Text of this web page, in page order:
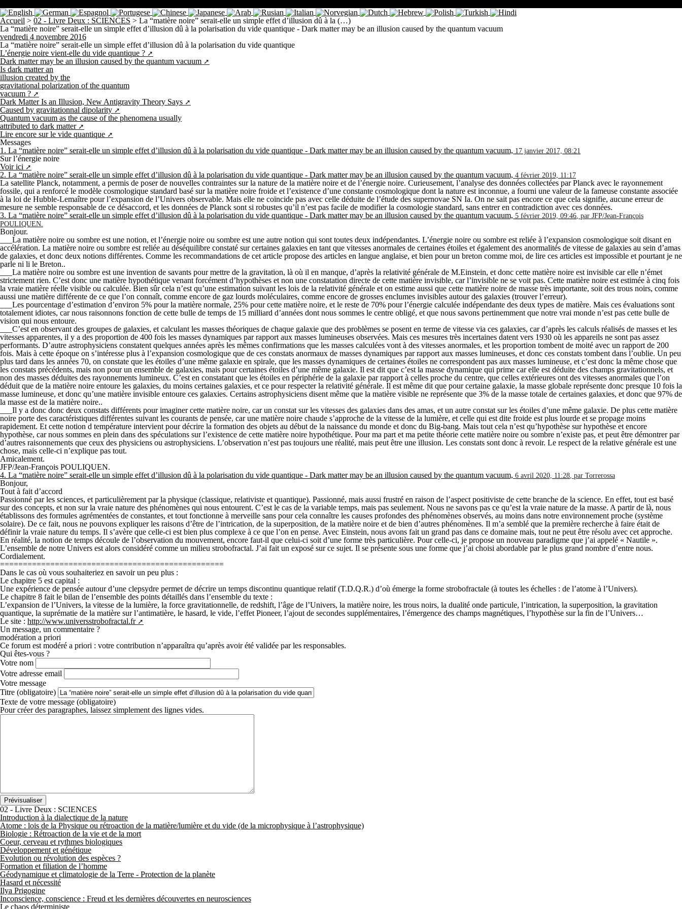
Accueil > 02 - Livre Deux : SCIENCES > La “matière noire” serait-elle un simple effet d’illusion dû à la (…)
La “matière noire” serait-elle un simple effet d’illusion dû à la polarisation du vide quantique - Dark matter may be an illusion caused by the quantum vacuum
vendredi 4 novembre 2016
La “matière noire” serait-elle un simple effet d’illusion dû à la polarisation du vide quantique
L’énergie noire vient-elle du vide quantique ?
Dark matter may be an illusion caused by the quantum vacuum
Is dark matter an
illusion created by the
gravitational polarization of the quantum
vacuum ?
Dark Matter Is an Illusion, New Antigravity Theory Says
Caused by gravitationnal dipolarity
Quantum vacuum as the cause of the phenomena usually
attributed to dark matter
Lire encore sur le vide quantique
Messages
1. La “matière noire” serait-elle un simple effet d’illusion dû à la polarisation du vide quantique - Dark matter may be an illusion caused by the quantum vacuum, 17 janvier 2017, 08:21
Sur l’énergie noire
Voir ici
2. La “matière noire” serait-elle un simple effet d’illusion dû à la polarisation du vide quantique - Dark matter may be an illusion caused by the quantum vacuum, 4 février 2019, 11:17
La satellite Planck, notamment, a permis de poser de nouvelles contraintes sur la nature de la matière noire et de l’énergie noire. Curieusement, l’analyse des données collectées par Planck avec le rayonnement
fossile, qui a renforcé le modèle cosmologique standard basé sur la matière noire froide et l’existence d’une constante cosmologique dont la nature est inconnue, a fourni une valeur de la fameuse constante associée
à la loi de Hubble-Lemaître pour l’expansion de l’Univers observable. Mais elle ne coïncide pas avec celle déduite de l’étude des supernovae SN Ia. On ne sait pas encore ce que cela signifie, aucune erreur de
mesure ne semble responsable de ce désaccord, et les données de Planck sont si robustes qu’il n’est pas facile de modifier la cosmologie standard, sans entrer en contradiction avec ces données.
3. La “matière noire” serait-elle un simple effet d’illusion dû à la polarisation du vide quantique - Dark matter may be an illusion caused by the quantum vacuum, 5 février 2019, 09:46, par JFP/Jean-François
POULIQUEN.
Bonjour.
___La matière noire ou sombre est une notion, et l’énergie noire ou sombre est une autre notion qui sont toutes deux indépendantes. L’énergie noire ou sombre est reliée à l’expansion cosmologique soit disant en
accélération. La matière noire ou sombre est reliée au déséquilibre constaté sur certaines galaxies en tant que vitesses anormales de certaines étoiles et également des anormalités de vitesse de galaxies au sein d’amas
de galaxies, et donc deux notions différentes. Comme les recommandations de cet article propose des articles en langue anglaise, et bien pour un breton comme moi, de lire ces articles est impossible et pourtant je ne
parle ni li le Breton..
___La matière noire ou sombre est une invention de savants pour mettre de la gravitation, là où il en manque, d’après la relativité générale de M.Einstein, et donc cette matière noire est invisible car elle n’émet
strictement rien. C’est donc une matière hypothétique venant forcément d’hypothèses et non une constatation directe de cette matière invisible, car l’invisible ne se voit pas. Cette matière noire est estimée à cinq fois
la vraie matière réelle visible ou calculée. Bien sûr cela n’est qu’une estimation suivant les lois de la relativité générale et on estime aussi que cette matière noire de masse très importante, soit des trous noirs, comme
aussi une matière différente de ce que l’on connaît, comme encore de gaz lourds moléculaires, comme encore de grosses enclumes invisibles autour des galaxies (trouver l’erreur).
___Les pourcentage d’estimation d’environ 5% pour la matière normale, 25% pour cette matière noire, et le reste de 70% pour l’énergie calculée indépendante des deux types de matière. Mais ces évaluations sont
totalement idiotes, car nous raisonnons fonction de cette bulle de temps de 15 milliard d’années dont nous sommes le centre obligé, et que nous savons pertinemment que notre vrai monde n’est pas cette bulle de
vision qui nous entoure.
___C’est en observant des groupes de galaxies, et calculant les masses théoriques de chaque galaxie que des problèmes se posent en terme de vitesse via ces galaxies, car d’après les calculs réalisés de masses et les
vitesses apparentes, il y a des proportion de 400 fois les masses dynamiques par rapport aux masses lumineuses observées. Mais ces mesures très incertaines datent vers 1930 où les appareils ne sont pas assez
performants. D’autre astrophysiciens constatent quelques années après les mêmes confirmations que les masses calculées vont à des vitesses anormales, et les proportion tombent de moité avec un rapport de 200
fois. Mais à cette époque on s’intéresse plus à l’expansion cosmologique que de ces constats anormaux de masses dynamiques par rapport aux masses lumineuses, et donc ces constats tombent dans l’oublie. Un peu
plus tard dans les années 70, on constate que les étoiles d’une même galaxie en spirale, que les masses dynamiques de certaines étoiles ne correspondent pas aux masses lumineuse, et c’est donc la même chose que
les constats précédents, mais non pour un ensemble de galaxies, mais pour certaines étoiles d’une même galaxie. Il est dit que c’est la masse dynamique qui prime car elle est déduite des champs gravitationnels, et
non des masses déduites des rayonnements lumineux. C’est en constatant que les étoiles en périphérie de la galaxie par rapport à celles proche du centre, que celles extérieures ont des vitesses anormales que l’on
déduit que de la matière noire entoure les galaxies, du moins certaines galaxies, et ce pour respecter la relativité générale. Il est même dit que pour certaine galaxie, la masse globale représente donc presque 10 fois la
masse lumineuse, et donc qu’une matière invisible entoure ces galaxies. Certains astrophysiciens disent même que la matière visible ne représente que 3% de la masse totale de certaines galaxies, et donc que 97% de
la masse est de la matière noire..
___Il y a donc donc deux constats différents pour imaginer cette matière noire, car un constat sur les vitesses des galaxies dans des amas, et un autre constat sur les étoiles d’une même galaxie. De plus cette matière
noire porte des caractéristiques différentes suivant les courants de pensée, car une matière noire chaude s’approche de la vitesse de la lumière, et celle qui est dite froide est plus lourde et se propage moins
rapidement. Et cette notion d température intervient pour décrire la formation des objets au début de la naissance du monde et donc du Big-bang. Mais tout cela n’est qu’hypothèse sur hypothèse et encore
hypothèse, car nous sommes en plein dans des spéculations sur l’existence de cette matière noire hypothétique. Pour ma part et ma petite théorie cette matière noire ou sombre n’existe pas, et peut être démontrer par
d’autres raisonnements que ceux des physiciens ou astrophysiciens. L’observation n’est pas toujours une réalité, mais peut être une illusion. Les constats sont donc à revoir. Le respect de la relative générale est une
chose, mais celle-ci n’explique pas tout.
Amicalement.
JFP/Jean-François POULIQUEN.
4. La “matière noire” serait-elle un simple effet d’illusion dû à la polarisation du vide quantique - Dark matter may be an illusion caused by the quantum vacuum, 6 avril 2020, 11:28, par Torrerossa
Bonjour,
Tout à fait d’accord
Passionné par les sciences, et particulièrement par la physique (classique, relativiste et quantique). Passionné, mais aussi frustré en raison de l’aspect positiviste de cette branche de la science. En effet, tout est basé
sur des concepts, et non sur la vraie nature des phénomènes qui nous entourent. C’est le cas de la variable temps, mais pas seulement. Nous ne savons pas ce qu’est la vraie nature de la masse. A partir de là, nous
établissons des formules agrémentées de constantes, et tout fonctionne à merveille sans pour cela connaître les causes profondes des phénomènes observés, au moins dans notre environnement proche (système
solaire). De ce fait, nous ne pouvons expliquer les raisons d’être de l’intrication, de la superposition, de la matière noire et de bien d’autres phénomènes. Il m’a semblé que la première recherche à faire était de
définir la vraie nature du temps. Il s’avère que celle-ci est bien plus complexe à ce que l’on en pense. Avec Einstein, nous avons fait un grand pas dans ce domaine mais, tout ne peut être résolu avec cet approche.
En réalité, la notion de temps découle de l’observation du mouvement, encore faut-il que celui-ci soit d’une forme très particulière. Pour celle-ci, je propose un nouveau paradigme que j’ai appelé « Nautile ».
L’ensemble de notre Univers est alors considéré comme un milieu strobofractal. J’ai fait un exposé sur ce sujet. Il se présente sous une forme que j’ai choisi abordable par le plus grand nombre d’entre nous.
Cordialement.
=================================================
Dans le cas où vous souhaiteriez en savoir un peu plus :
Le chapitre 5 est capital :
Une expérience de pensée autour d’une clepsydre permet de décrire un temps discontinu quantique relatif (T.D.Q.R.) d’où émerge la forme strobofractale (à toutes les échelles : de l’atome à l’Univers).
Le chapitre 8 fait le bilan de l’ensemble des points détaillés dans l’ensemble du texte :
L’expansion de l’Univers, la vitesse de la lumière, la force gravitationnelle, de redshift, l’âge de l’Univers, la matière noire, les trous noirs, la dualité onde particule, l’intrication, la superposition, la gravitation
quantique, la suprématie de la matière sur l’antimatière, le hasard, le vide, l’effet Pioneer, l’ajout de secondes supplémentaires, l’émergence des champs magnétiques, l’hypothèse sur la fin de l’Univers…
Le site : http://www.universstrobofractal.fr
Un message, un commentaire ?
modération a priori
Ce forum est modéré a priori : votre contribution n’apparaîtra qu’après avoir été validée par les responsables.
Qui êtes-vous ?
Votre nom
Votre adresse email
Votre message
Titre (obligatoire)
Texte de votre message (obligatoire)
Pour créer des paragraphes, laissez simplement des lignes vides.
02 - Livre Deux : SCIENCES
Introduction à la dialectique de la nature
Atome : lois de la Physique ou rétroaction de la matière/lumière et du vide (de la microphysique à l’astrophysique)
Biologie : Rétroaction de la vie et de la mort
Coeur, cerveau et rythmes biologiques
Développement et génétique
Evolution ou révolution des espèces ?
Formation et filiation de l’homme
Géodynamique et climatologie de la Terre - Protection de la planète
Hasard et nécessité
Ilya Prigogine
Inconscience, conscience : Freud et les dernières découvertes en neurosciences
Le chaos déterministe